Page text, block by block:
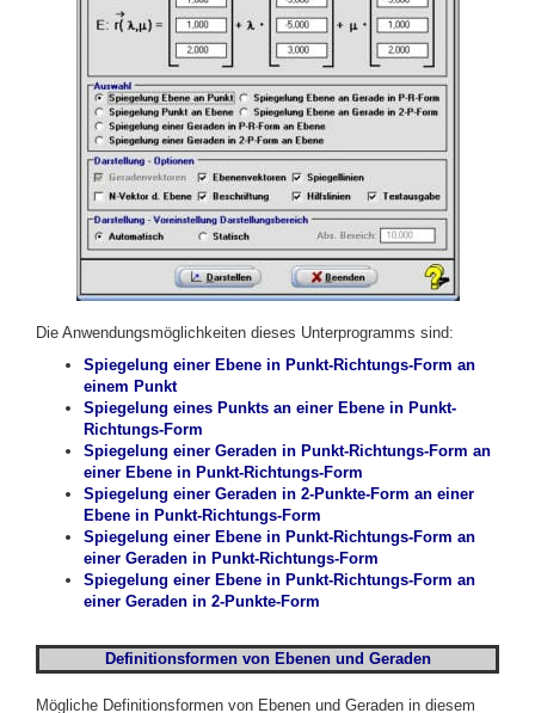
Die Anwendungsmöglichkeiten dieses Unterprogramms sind:
Spiegelung einer Ebene in Punkt-Richtungs-Form an
einem Punkt
Spiegelung eines Punkts an einer Ebene in Punkt-
Richtungs-Form
Spiegelung einer Geraden in Punkt-Richtungs-Form an
einer Ebene in Punkt-Richtungs-Form
Spiegelung einer Geraden in 2-Punkte-Form an einer
Ebene in Punkt-Richtungs-Form
Spiegelung einer Ebene in Punkt-Richtungs-Form an
einer Geraden in Punkt-Richtungs-Form
Spiegelung einer Ebene in Punkt-Richtungs-Form an
einer Geraden in 2-Punkte-Form
Definitionsformen von Ebenen und Geraden
Mögliche Definitionsformen von Ebenen und Geraden in diesem